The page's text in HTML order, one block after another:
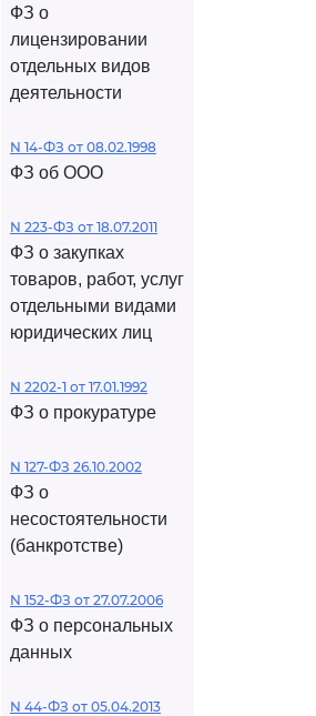
ФЗ о
лицензировании
отдельных видов
деятельности
N 14-ФЗ от 08.02.1998
ФЗ об ООО
N 223-ФЗ от 18.07.2011
ФЗ о закупках
товаров, работ, услуг
отдельными видами
юридических лиц
N 2202-1 от 17.01.1992
ФЗ о прокуратуре
N 127-ФЗ 26.10.2002
ФЗ о
несостоятельности
(банкротстве)
N 152-ФЗ от 27.07.2006
ФЗ о персональных
данных
N 44-ФЗ от 05.04.2013